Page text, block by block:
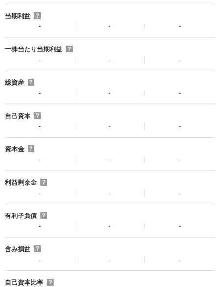
当期利益
？
-
- -
一株当たり当期利益
？
-
- -
総資産
？
-
- -
自己資本
？
-
- -
資本金
？
-
- -
利益剰余金
？
-
- -
有利子負債
？
-
- -
含み損益
？
-
- -
自己資本比率
？